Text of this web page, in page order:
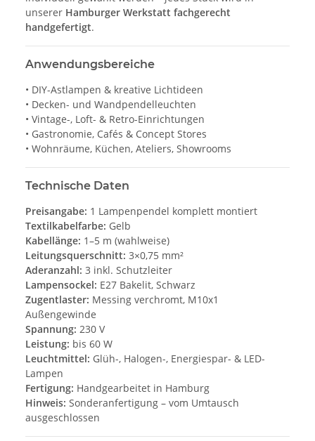
unserer Hamburger Werkstatt fachgerecht
handgefertigt.
Anwendungsbereiche
• DIY-Astlampen & kreative Lichtideen
• Decken- und Wandpendelleuchten
• Vintage-, Loft- & Retro-Einrichtungen
• Gastronomie, Cafés & Concept Stores
• Wohnräume, Küchen, Ateliers, Showrooms
Technische Daten
Preisangabe: 1 Lampenpendel komplett montiert
Textilkabelfarbe: Gelb
Kabellänge: 1–5 m (wahlweise)
Leitungsquerschnitt: 3×0,75 mm²
Aderanzahl: 3 inkl. Schutzleiter
Lampensockel: E27 Bakelit, Schwarz
Zugentlaster: Messing verchromt, M10x1
Außengewinde
Spannung: 230 V
Leistung: bis 60 W
Leuchtmittel: Glüh-, Halogen-, Energiespar- & LED-
Lampen
Fertigung: Handgearbeitet in Hamburg
Hinweis: Sonderanfertigung – vom Umtausch
ausgeschlossen